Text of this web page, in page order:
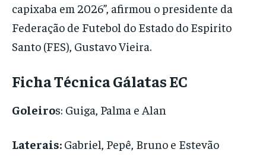
capixaba em 2026”, afirmou o presidente da
Federação de Futebol do Estado do Espirito
Santo (FES), Gustavo Vieira.
Ficha Técnica Gálatas EC
Goleiros: Guiga, Palma e Alan
Laterais: Gabriel, Pepê, Bruno e Estevão